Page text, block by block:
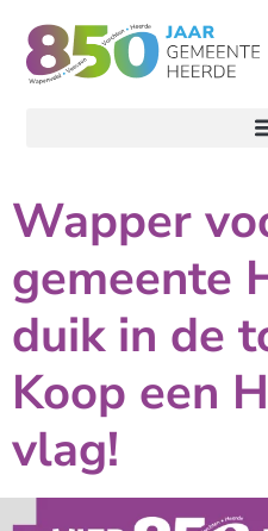
Wapper
gemeente
duik in de
Koop een
vlag!